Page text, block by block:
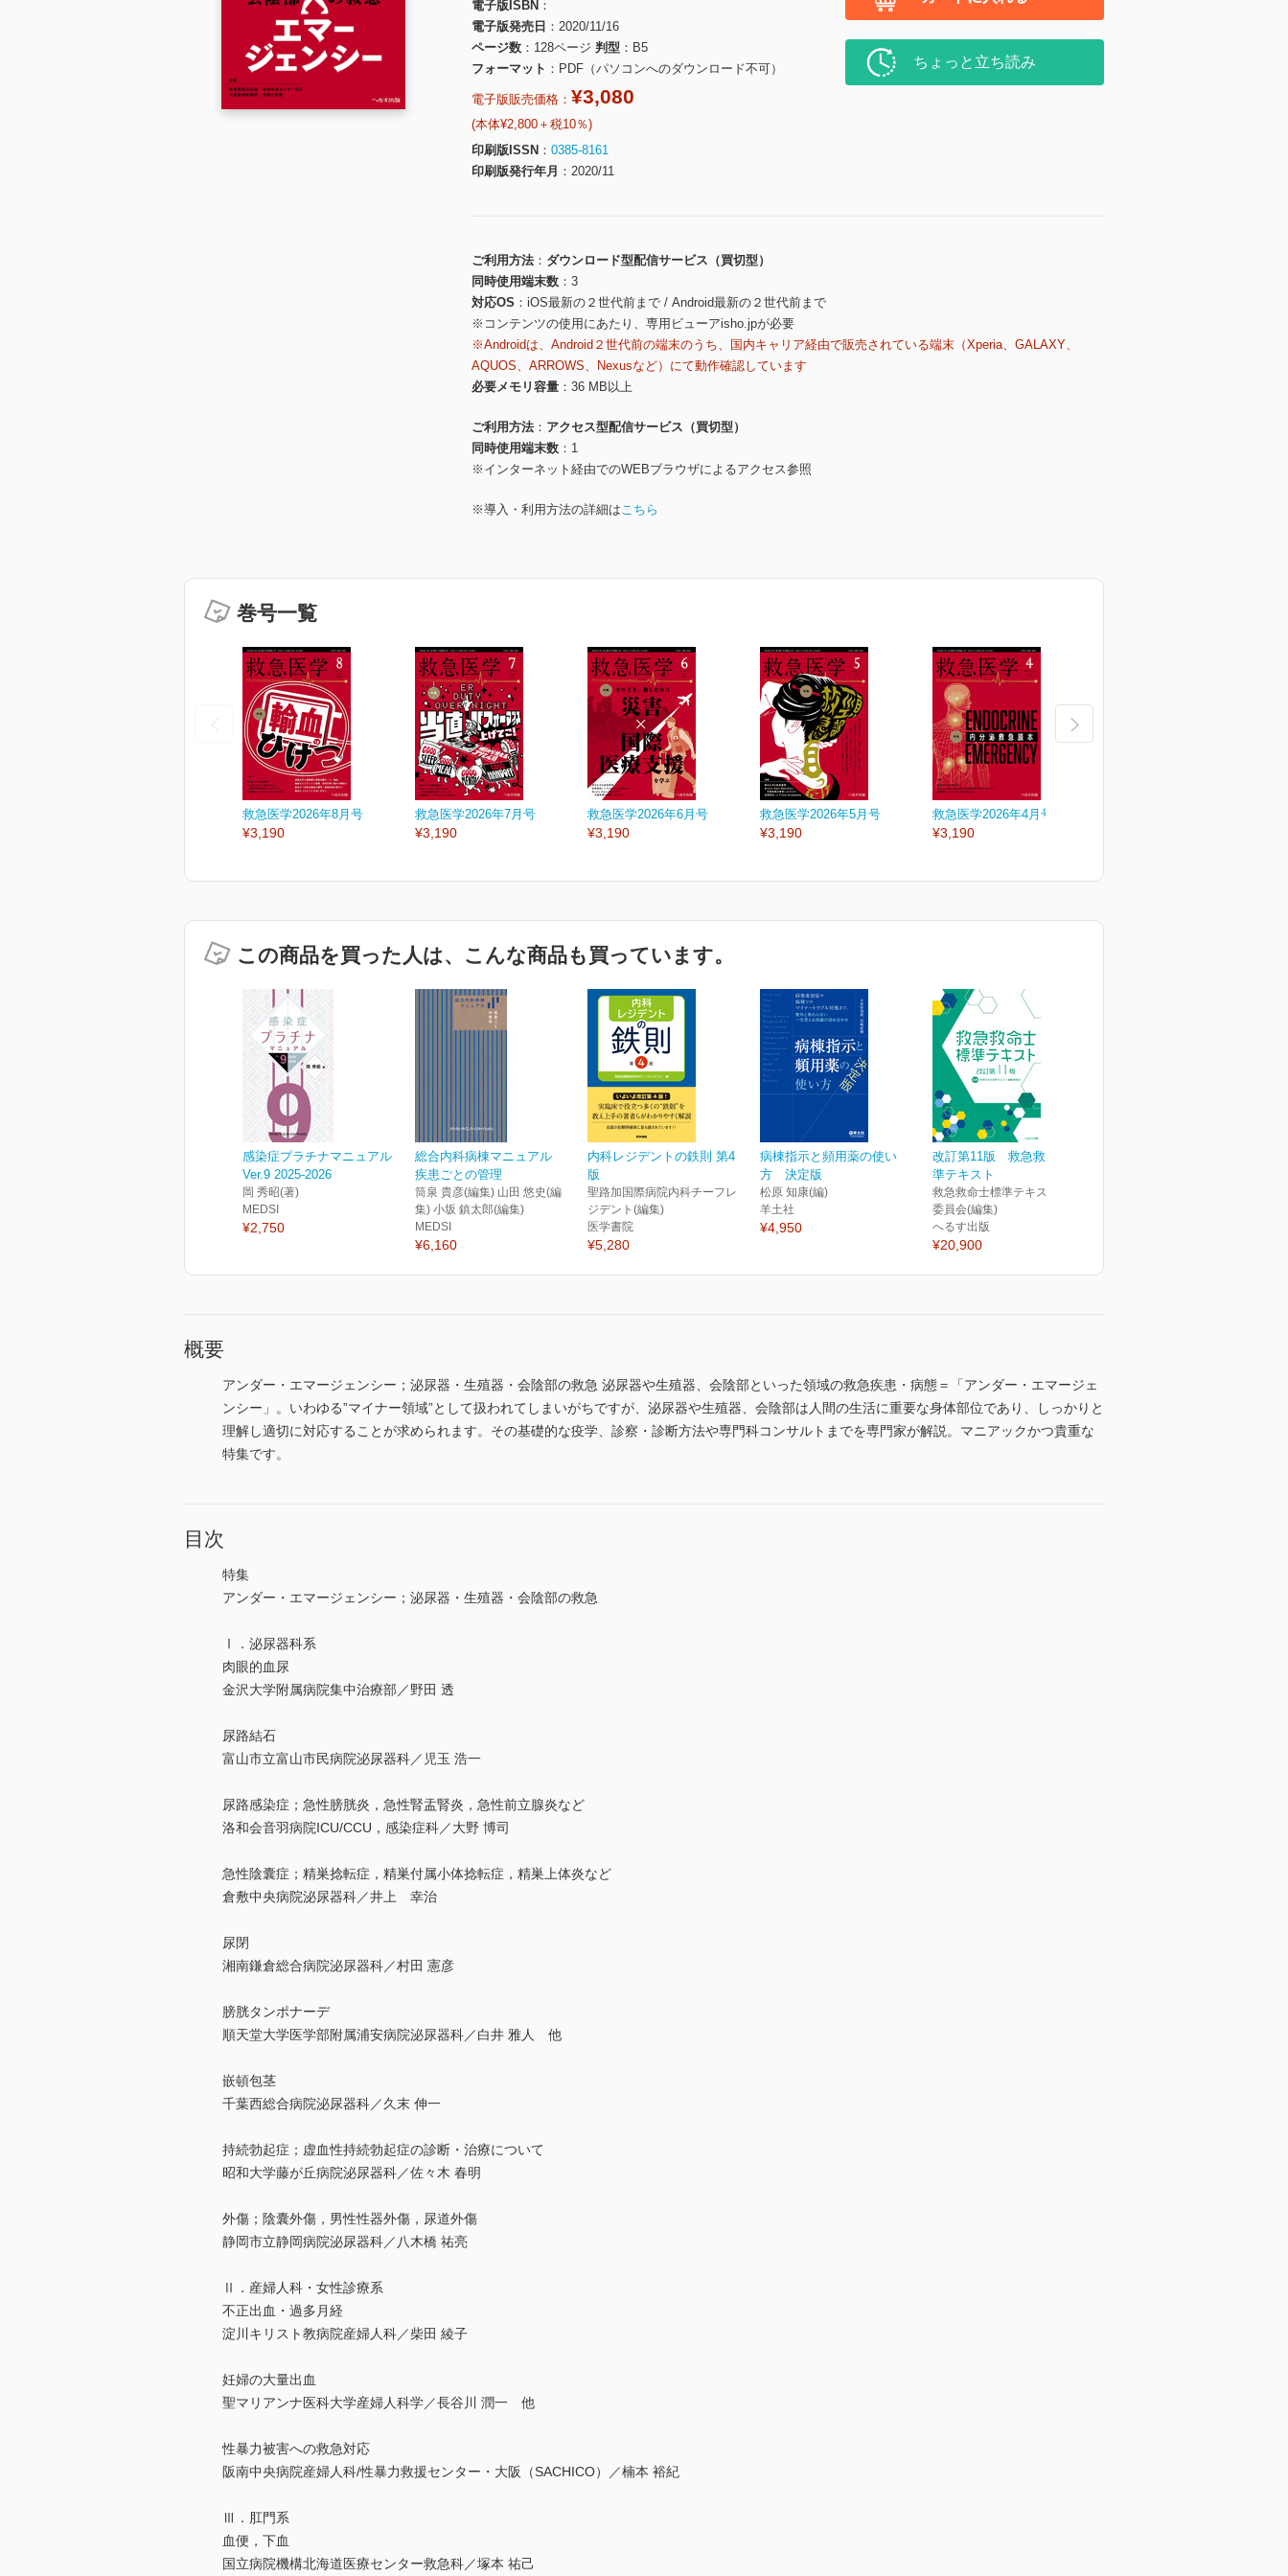
電子版ISBN
電子版発売日
2020/11/16
ページ数
128ページ 判型
B5
フォーマット
PDF（パソコンへのダウンロード不可）
電子版販売価格： ¥3,080
(本体¥2,800＋税10％)
印刷版ISSN
0385-8161
印刷版発行年月
2020/11
ちょっと立ち読み
ご利用方法
ダウンロード型配信サービス（買切型）
同時使用端末数
3
対応OS
iOS最新の２世代前まで / Android最新の２世代前まで
※コンテンツの使用にあたり、専用ビューアisho.jpが必要
※Androidは、Android２世代前の端末のうち、国内キャリア経由で販売されている端末（Xperia、GALAXY、
AQUOS、ARROWS、Nexusなど）にて動作確認しています
必要メモリ容量
36 MB以上
ご利用方法
アクセス型配信サービス（買切型）
同時使用端末数
1
※インターネット経由でのWEBブラウザによるアクセス参照
※導入・利用方法の詳細はこちら
巻号一覧
救急医学2026年8月号
¥3,190
救急医学2026年7月号
¥3,190
救急医学2026年6月号
¥3,190
救急医学2026年5月号
¥3,190
救急医学2026年4月号
¥3,190
この商品を買った人は、こんな商品も買っています。
感染症プラチナマニュアル
Ver.9 2025-2026
岡 秀昭(著)
MEDSI
¥2,750
総合内科病棟マニュアル
疾患ごとの管理
筒泉 貴彦(編集) 山田 悠史(編
集) 小坂 鎮太郎(編集)
MEDSI
¥6,160
内科レジデントの鉄則 第4
版
聖路加国際病院内科チーフレ
ジデント(編集)
医学書院
¥5,280
病棟指示と頻用薬の使い
方 決定版
松原 知康(編)
羊土社
¥4,950
改訂第11版 救急救命士標
準テキスト
救急救命士標準テキスト編集
委員会(編集)
へるす出版
¥20,900
概要
アンダー・エマージェンシー；泌尿器・生殖器・会陰部の救急 泌尿器や生殖器、会陰部といった領域の救急疾患・病態＝「アンダー・エマージェ
ンシー」。いわゆる”マイナー領域”として扱われてしまいがちですが、泌尿器や生殖器、会陰部は人間の生活に重要な身体部位であり、しっかりと
理解し適切に対応することが求められます。その基礎的な疫学、診察・診断方法や専門科コンサルトまでを専門家が解説。マニアックかつ貴重な
特集です。
目次
特集
アンダー・エマージェンシー；泌尿器・生殖器・会陰部の救急
Ⅰ．泌尿器科系
肉眼的血尿
金沢大学附属病院集中治療部／野田 透
尿路結石
富山市立富山市民病院泌尿器科／児玉 浩一
尿路感染症；急性膀胱炎，急性腎盂腎炎，急性前立腺炎など
洛和会音羽病院ICU/CCU，感染症科／大野 博司
急性陰囊症；精巣捻転症，精巣付属小体捻転症，精巣上体炎など
倉敷中央病院泌尿器科／井上 幸治
尿閉
湘南鎌倉総合病院泌尿器科／村田 憲彦
膀胱タンポナーデ
順天堂大学医学部附属浦安病院泌尿器科／白井 雅人 他
嵌頓包茎
千葉西総合病院泌尿器科／久末 伸一
持続勃起症；虚血性持続勃起症の診断・治療について
昭和大学藤が丘病院泌尿器科／佐々木 春明
外傷；陰囊外傷，男性性器外傷，尿道外傷
静岡市立静岡病院泌尿器科／八木橋 祐亮
Ⅱ．産婦人科・女性診療系
不正出血・過多月経
淀川キリスト教病院産婦人科／柴田 綾子
妊婦の大量出血
聖マリアンナ医科大学産婦人科学／長谷川 潤一 他
性暴力被害への救急対応
阪南中央病院産婦人科/性暴力救援センター・大阪（SACHICO）／楠本 裕紀
Ⅲ．肛門系
血便，下血
国立病院機構北海道医療センター救急科／塚本 祐己